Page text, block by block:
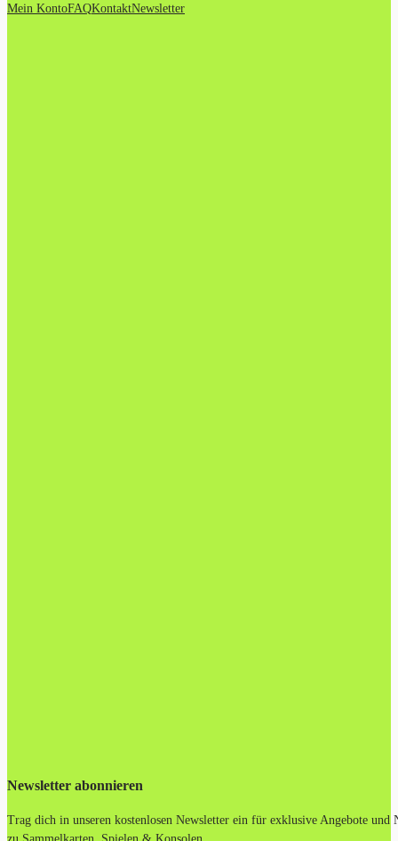
Mein KontoFAQKontaktNewsletter
Newsletter abonnieren
Trag dich in unseren kostenlosen Newsletter ein für exklusive Angebote und